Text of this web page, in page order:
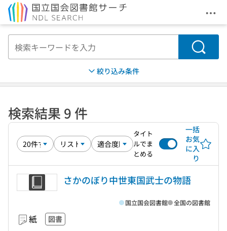
メ
検索
絞り込み条件
検索結果 9 件
タイト
ルでま
とめる
一括
お気
に入
り
さかのぼり中世東国武士の物語
紙 図書
国立国会図書館 全国の図書館